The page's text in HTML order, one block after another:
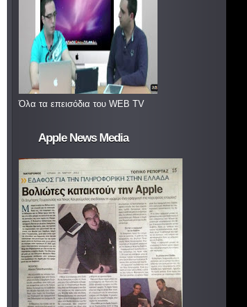
Όλα τα επεισόδια του WEB TV
Apple News Media